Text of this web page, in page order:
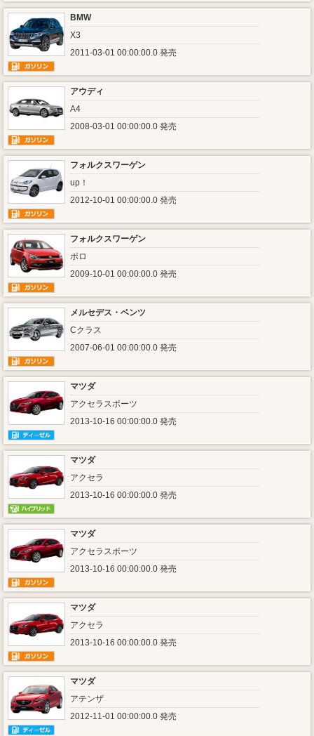
BMW
X3
2011-03-01 00:00:00.0 発売
アウディ
A4
2008-03-01 00:00:00.0 発売
フォルクスワーゲン
up！
2012-10-01 00:00:00.0 発売
フォルクスワーゲン
ポロ
2009-10-01 00:00:00.0 発売
メルセデス・ベンツ
Cクラス
2007-06-01 00:00:00.0 発売
マツダ
アクセラスポーツ
2013-10-16 00:00:00.0 発売
マツダ
アクセラ
2013-10-16 00:00:00.0 発売
マツダ
アクセラスポーツ
2013-10-16 00:00:00.0 発売
マツダ
アクセラ
2013-10-16 00:00:00.0 発売
マツダ
アテンザ
2012-11-01 00:00:00.0 発売